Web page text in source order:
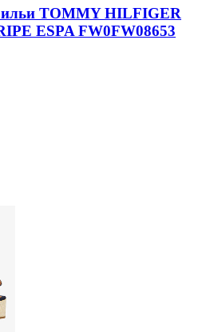
TOMMY HILFIGER
ESPA FW0FW08653